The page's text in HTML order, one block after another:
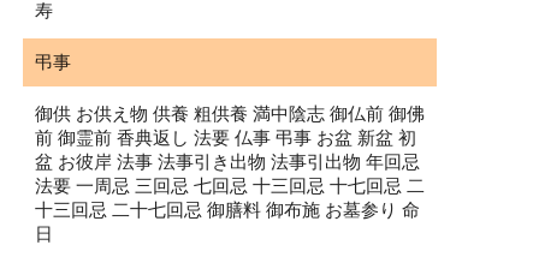
寿
弔事
御供 お供え物 供養 粗供養 満中陰志 御仏前 御佛
前 御霊前 香典返し 法要 仏事 弔事 お盆 新盆 初
盆 お彼岸 法事 法事引き出物 法事引出物 年回忌
法要 一周忌 三回忌 七回忌 十三回忌 十七回忌 二
十三回忌 二十七回忌 御膳料 御布施 お墓参り 命
日